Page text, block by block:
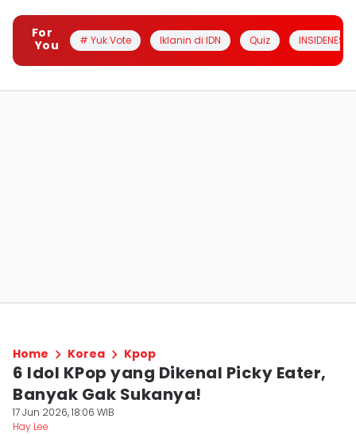
For
You
# Yuk Vote Iklanin di IDN Quiz INSIDENESIA
Home Korea Kpop
6 Idol KPop yang Dikenal Picky Eater,
Banyak Gak Sukanya!
17 Jun 2026, 18:06 WIB
Hay Lee